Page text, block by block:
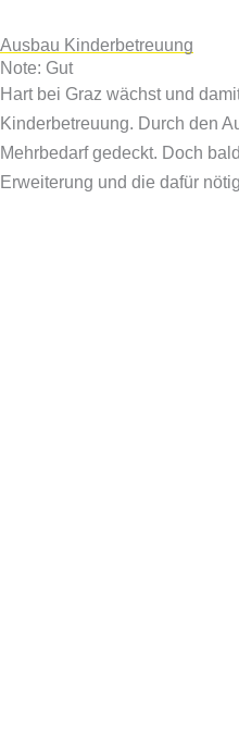
Ausbau Kinderbetreuung
Note: Gut
Hart bei Graz wächst und
Kinderbetreuung. Durch den
Mehrbedarf gedeckt. Doch
Erweiterung und die dafür